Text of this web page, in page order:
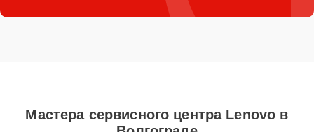
Мастера сервисного центра Lenovo в